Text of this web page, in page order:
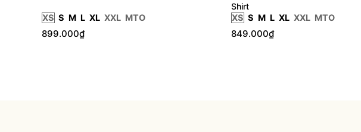
XS S M L XL XXL MTO
899.000₫
Shirt
XS S M L XL XXL MTO
849.000₫